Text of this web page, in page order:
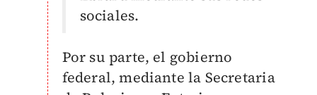
sociales.
Por su parte, el gobierno
federal, mediante la Secretaria